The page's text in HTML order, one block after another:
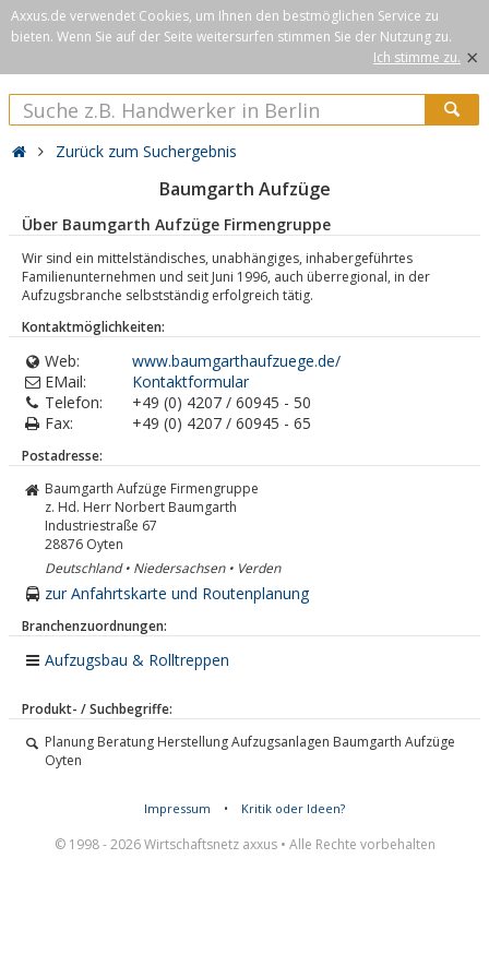
Axxus.de verwendet Cookies, um Ihnen den bestmöglichen Service zu
bieten. Wenn Sie auf der Seite weitersurfen stimmen Sie der Nutzung zu.
Ich stimme zu. ×
Zurück zum Suchergebnis
Baumgarth Aufzüge
Über Baumgarth Aufzüge Firmengruppe
Wir sind ein mittelständisches, unabhängiges, inhabergeführtes
Familienunternehmen und seit Juni 1996, auch überregional, in der
Aufzugsbranche selbstständig erfolgreich tätig.
Kontaktmöglichkeiten:
Web:
www.baumgarthaufzuege.de/
EMail:
Kontaktformular
Telefon:
+49 (0) 4207 / 60945 - 50
Fax:
+49 (0) 4207 / 60945 - 65
Postadresse:
Baumgarth Aufzüge Firmengruppe
z. Hd. Herr Norbert Baumgarth
Industriestraße 67
28876 Oyten
Deutschland • Niedersachsen • Verden
zur Anfahrtskarte und Routenplanung
Branchenzuordnungen:
Aufzugsbau & Rolltreppen
Produkt- / Suchbegriffe:
Planung Beratung Herstellung Aufzugsanlagen Baumgarth Aufzüge
Oyten
Impressum • Kritik oder Ideen?
© 1998 - 2026 Wirtschaftsnetz axxus • Alle Rechte vorbehalten